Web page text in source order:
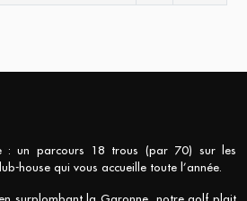
: un parcours 18 trous (par 70) sur les
house qui vous accueille toute l’année.